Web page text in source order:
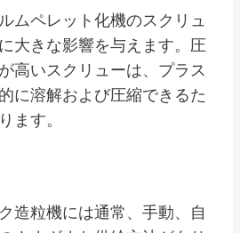
ムペレット化機のスクリュ
大きな影響を与えます。圧
高いスクリューは、プラス
に溶解および圧縮できるた
ます。
造粒機には通常、手動、自